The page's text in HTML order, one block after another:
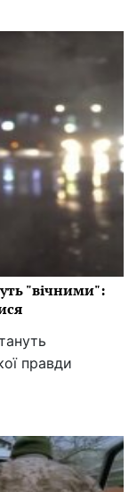
"вічними":
правди